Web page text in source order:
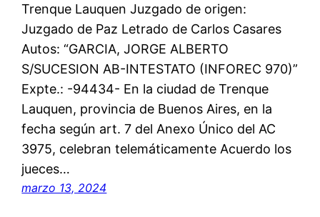
Trenque Lauquen Juzgado de origen:
Juzgado de Paz Letrado de Carlos Casares
Autos: “GARCIA, JORGE ALBERTO
S/SUCESION AB-INTESTATO (INFOREC 970)”
Expte.: -94434- En la ciudad de Trenque
Lauquen, provincia de Buenos Aires, en la
fecha según art. 7 del Anexo Único del AC
3975, celebran telemáticamente Acuerdo los
jueces…
marzo 13, 2024